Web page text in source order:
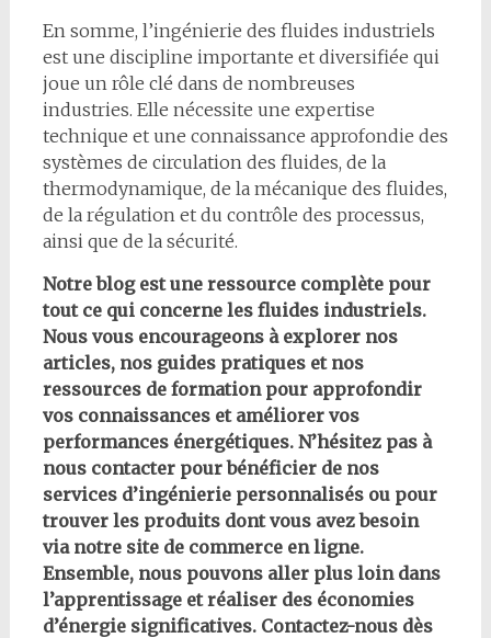
En somme, l’ingénierie des fluides industriels
est une discipline importante et diversifiée qui
joue un rôle clé dans de nombreuses
industries. Elle nécessite une expertise
technique et une connaissance approfondie des
systèmes de circulation des fluides, de la
thermodynamique, de la mécanique des fluides,
de la régulation et du contrôle des processus,
ainsi que de la sécurité.
Notre blog est une ressource complète pour
tout ce qui concerne les fluides industriels.
Nous vous encourageons à explorer nos
articles, nos guides pratiques et nos
ressources de formation pour approfondir
vos connaissances et améliorer vos
performances énergétiques. N’hésitez pas à
nous contacter pour bénéficier de nos
services d’ingénierie personnalisés ou pour
trouver les produits dont vous avez besoin
via notre site de commerce en ligne.
Ensemble, nous pouvons aller plus loin dans
l’apprentissage et réaliser des économies
d’énergie significatives. Contactez-nous dès